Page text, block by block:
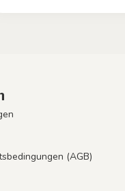
(AGB)